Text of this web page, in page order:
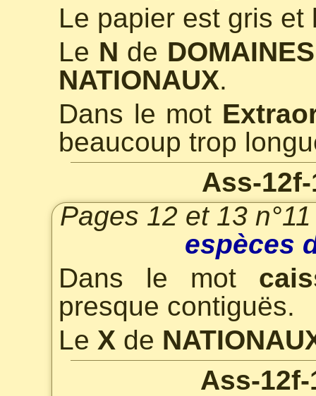
Le papier est gris
Le N de DOMAINES
NATIONAUX.
Dans le mot
beaucoup trop
Ass-12f-
Pages 12 et 13
espèces
Dans le mot
presque contiguës.
Le X de
Ass-12f-